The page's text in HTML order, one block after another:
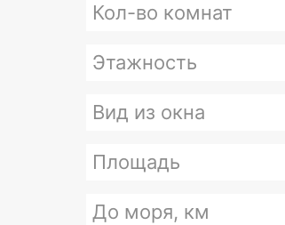
Кол-во комнат
Этажность
Вид из окна
Площадь
До моря, км